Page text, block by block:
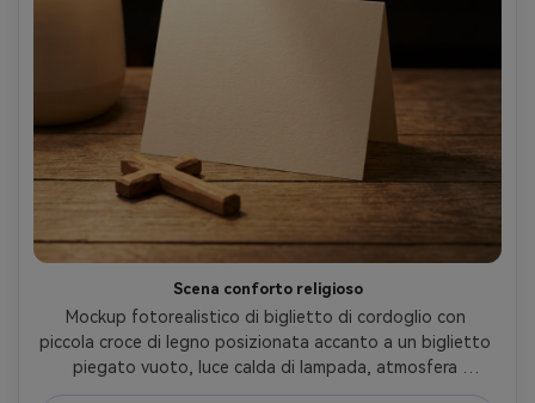
Scena conforto religioso
Mockup fotorealistico di biglietto di cordoglio con
piccola croce di legno posizionata accanto a un biglietto
piegato vuoto, luce calda di lampada, atmosfera
devozionale tranquilla, styling minimale, nessun testo,